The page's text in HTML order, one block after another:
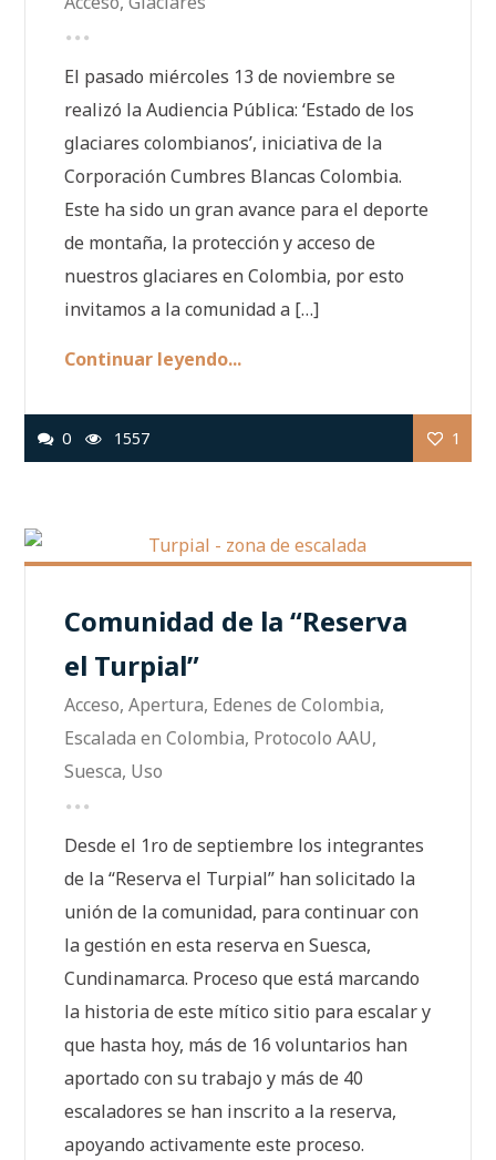
El pasado miércoles 13 de noviembre se
realizó la Audiencia Pública: ‘Estado de los
glaciares colombianos’, iniciativa de la
Corporación Cumbres Blancas Colombia.
Este ha sido un gran avance para el deporte
de montaña, la protección y acceso de
nuestros glaciares en Colombia, por esto
invitamos a la comunidad a […]
Continuar leyendo...
0 1557 1
Comunidad de la “Reserva
el Turpial”
Acceso,Apertura, Edenes de Colombia,
Escalada en Colombia, Protocolo AAU,
Suesca, Uso
Desde el 1ro de septiembre los integrantes
de la “Reserva el Turpial” han solicitado la
unión de la comunidad, para continuar con
la gestión en esta reserva en Suesca,
Cundinamarca. Proceso que está marcando
la historia de este mítico sitio para escalar y
que hasta hoy, más de 16 voluntarios han
aportado con su trabajo y más de 40
escaladores se han inscrito a la reserva,
apoyando activamente este proceso.